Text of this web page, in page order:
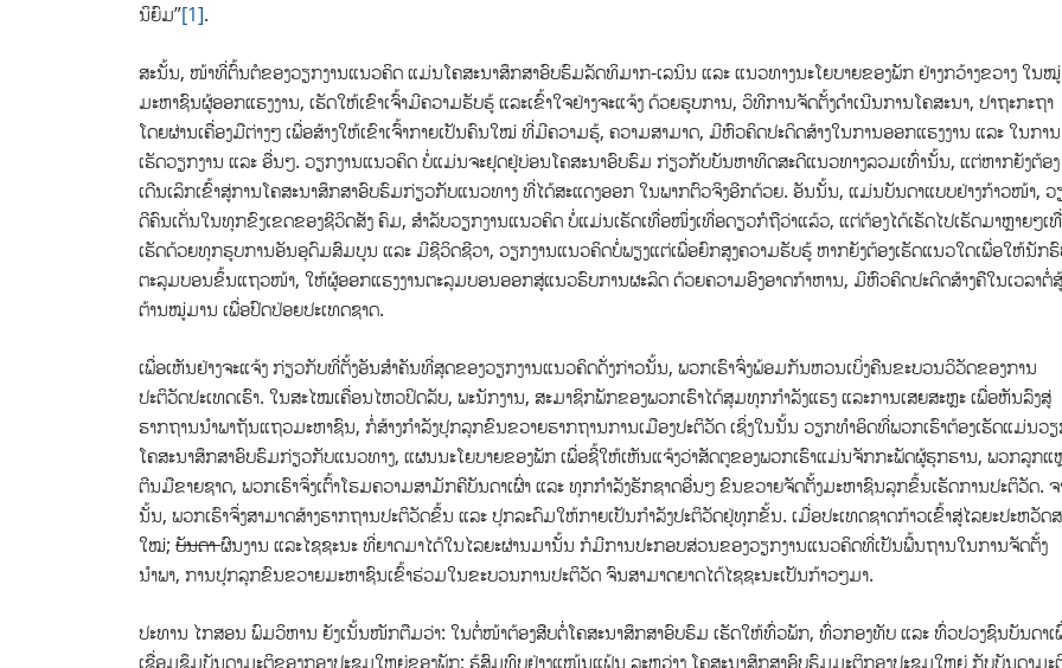
ນິຍົມ”[1].
ສະນັ້ນ, ໜ້າທີ່ຕົ້ນຕໍຂອງວຽກງານແນວຄິດ ແມ່ນໂຄສະນາສຶກສາອົບຮົມລັດທິມາກ-ເລນິນ ແລະ ແນວທາງນະໂຍບາຍຂອງພັກ ຢ່າງກວ້າງຂວາງ ໃນໝູ່
ມະຫາຊົນຜູ້ອອກແຮງງານ, ເຮັດໃຫ້ເຂົາເຈົ້າມີຄວາມຮັບຮູ້ ແລະເຂົ້າໃຈຢ່າງຈະແຈ້ງ ດ້ວຍຮູບການ, ວິທີການຈັດຕັ້ງດຳເນີນການໂຄສະນາ, ປາຖະກະຖາ
ໂດຍຜ່ານເຄື່ອງມືຕ່າງໆ ເພື່ອສ້າງໃຫ້ເຂົາເຈົ້າກາຍເປັນຄົນໃໝ່ ທີ່ມີ​ຄວາມ​ຮູ້, ຄວາມສາມາດ, ມີຫົວຄິດປະດິດສ້າງໃນການອອກແຮງງານ ແລະ ໃນການ
ເຮັດວຽກງານ ແລະ ອື່ນໆ. ວຽກງານແນວຄິດ ບໍ່ແມ່ນຈະຢຸດຢູ່ບ່ອນໂຄສະນາອົບຮົມ ກ່ຽວກັບບັນຫາທິດສະດີແນວທາງລວມເທົ່ານັ້ນ, ​ແຕ່ຫາກຍັງຕ້ອງ
ເດີນເລິກເຂົ້າສູ່ການໂຄສະນາສຶກສາອົບຮົມກ່ຽວກັບແນວທາງ ທີ່ໄດ້ສະແດງອອກ ໃນພາກຕົວຈິງອີກດ້ວຍ. ອັນນັ້ນ, ແມ່ນບັນດາແບບຢ່າງກ້າວໜ້າ, ວ
ດີຄົນເດັ່ນໃນທຸກຂົງເຂດຂອງຊີວິດສັງ ຄົມ, ສໍາລັບວຽກງານແນວຄິດ ບໍ່ແມ່ນເຮັດເທື່ອໜຶ່ງເທື່ອດຽວກໍຖືວ່າແລ້ວ, ແຕ່ຕ້ອງ​ໄດ້ເຮັດໄປເຮັດມາຫຼາຍໆເ
ເຮັດດ້ວຍທຸກຮູບການອັນອຸດົມສົມບູນ ແລະ ມີຊີວິດຊີວາ, ວຽກງານແນວຄິດບໍ່ພຽງແຕ່ເພື່ອຍົກສູງຄວາມຮັບຮູ້ ຫາກຍັງຕ້ອງເຮັດແນວໃດເພື່ອໃຫ້ນັກ
ຕະລຸມບອນຂຶ້ນແຖວໜ້າ, ໃຫ້ຜູ້ອອກແຮງງານຕະລຸມບອນອອກສູ່ແນວຮົບການຜະລິດ ດ້ວຍຄວາມອົງອາດກ້າຫານ, ມີຫົວຄິດປະດິດສ້າງຄືໃນເວລາຕໍ່ສູ້
ຕ້ານໝູ່ມານ ເພື່ອປົດປ່ອຍປະ​ເທດຊາດ.
ເພື່ອເຫັນຢ່າງຈະແຈ້ງ ກ່ຽວກັບທີ່ຕັ້ງອັນສຳຄັນທີ່ສຸດຂອງວຽກງານແນວຄິດດັ່ງກ່າວນັ້ນ, ພວກເຮົາຈົ່ງພ້ອມກັນຫວນເບິ່ງຄືນຂະບວນວິວັດຂອງການ
ປະຕິວັດປະເທດເຮົາ. ໃນສະໄໝເຄື່ອນໄຫວປິດລັບ, ພະນັກງານ, ສະມາຊິກພັກຂອງພວກເຮົາໄດ້ສຸມທຸກກຳລັງແຮງ ແລະການເສຍສະຫຼະ ເພື່ອຫັນລົງສູ່
ຮາກຖານນຳພາຖັນແຖວມະຫາຊົນ, ກໍ່ສ້າງກຳລັງປຸກລຸກຂົນຂວາຍຮາກຖານການເມືອງປະຕິວັດ ເຊິ່ງໃນນັ້ນ ວຽກທຳອິດທີ່ພວກເຮົາຕ້ອງເຮັດແມ່ນວ
ໂຄສະນາສຶກສາອົບຮົມກ່ຽວກັບແນວທາງ, ແຜນນະໂຍບາຍຂອງພັກ ເພື່ອຊີ້ໃຫ້ເຫັນແຈ້ງວ່າສັດຕູຂອງພວກເຮົາແມ່ນຈັກກະພັດຜູ້ຮຸກຮານ, ພວກ​ລູກ​ແ
ຕີນມືຂາຍຊາດ, ພວກ​ເຮົາ​ຈຶ່ງເຕົ້າໂຮມຄວາມສາມັກຄີບັນດາເຜົ່າ ແລະ ທຸກກໍາລັງຮັກຊາດອື່ນໆ ຂົນຂວາຍຈັດຕັ້ງມະຫາຊົນລຸກຂຶ້ນເຮັດການປະຕິວັດ.
ນັ້ນ, ພວກເຮົາຈຶ່ງສາມາດສ້າງຮາກຖານປະຕິວັດຂຶ້ນ ແລ​ະ ປຸກ​ລະ​ດົມ​ໃຫ້​ກາຍ​ເປັນ​ກຳ​ລັງ​ປະ​ຕິ​ວັດຢູ່ທຸກຂັ້ນ. ເມື່ອ​ປະ​ເທດ​ຊາດ​ກ້າວ​ເຂົ້າ​ສູ່​ໄລ​ຍະ​ປະ​ຫວັດ​
ໃໝ່; ບັນດາຜົນງານ ແລະໄຊ​ຊະ​ນະ ​ທີ່​ຍາດ​ມາ​ໄດ້​ໃນ​ໄລ​ຍະ​ຜ່ານ​ມານັ້ນ ກໍ​ມີ​ການ​ປະ​ກອບ​ສ່ວນ​ຂອງວຽກ​ງານ​ແນວ​ຄິດທີ່ເປັນພື້ນຖານໃນການຈັດຕັ້ງ
ນຳພາ, ການປຸກລຸກຂົນຂວາຍມະຫາຊົນເຂົ້າຮ່ວມໃນຂະບວນການປະຕິວັດ ຈົນສາມາດຍາດໄດ້ໄຊຊະນະເປັນກ້າວໆມາ.
ປະ​ທານ ໄກ​ສອນ ພົມ​ວິ​ຫານ ​ຍັງ​ເນັ້ນ​ໜັກ​ຕືມ​ວ່າ: ໃນ​ຕໍ່​ໜ້າຕ້ອງສືບຕໍ່ໂຄສະນາສຶກສາອົບຮົມ ເຮັດໃຫ້ທົ່ວພັກ, ທົ່ວກອງທັບ ແລະ ທົ່ວປວງຊົນບັນດາເ
ເຊື່ອມຊຶມບັນ​ດາມະຕິຂອງກອງປະຊຸມໃຫຍ່ຂອງພັກ; ຮູ້ສົມທົບຢ່າງແໜ້ນແຟ້ນ ລະຫວ່າງ ໂຄສະນາສຶກສາອົບຮົມມະຕິກອງປະຊຸມໃຫຍ່ ກັບບັນດາມະ